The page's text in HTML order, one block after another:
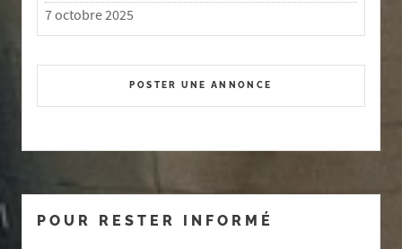
7 octobre 2025
POSTER UNE ANNONCE
POUR RESTER INFORMÉ